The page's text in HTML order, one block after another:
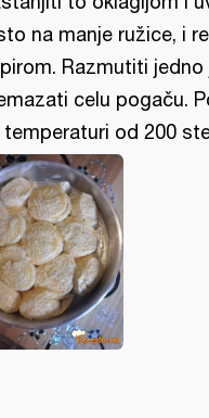
na manje ružice, i
Razmutiti
celu pogaču.
temperaturi od 200